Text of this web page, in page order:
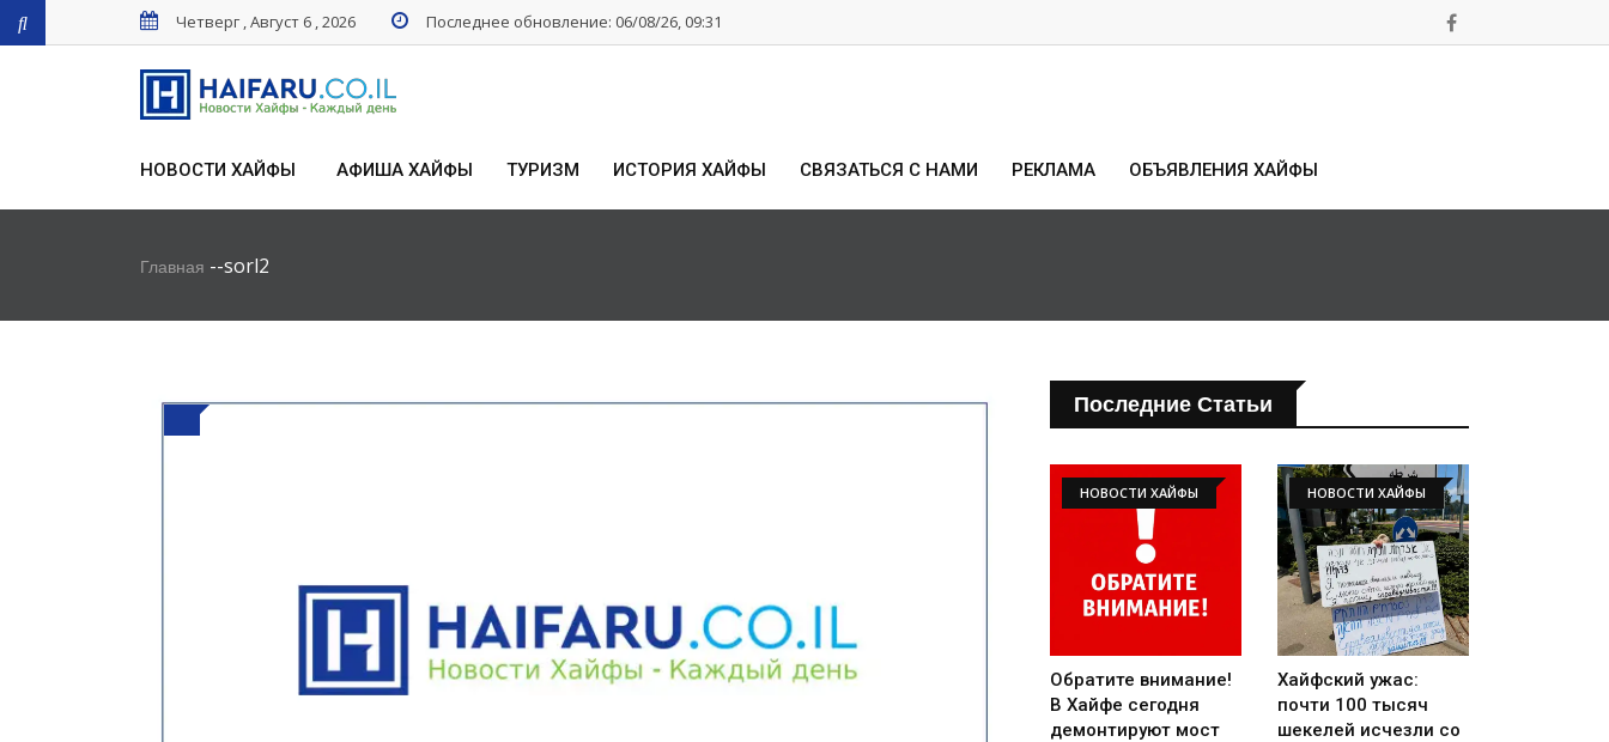
Четверг , Август 6 , 2026 Последнее обновление: 06/08/26, 09:31
НОВОСТИ ХАЙФЫ АФИША ХАЙФЫ ТУРИЗМ ИСТОРИЯ ХАЙФЫ СВЯЗАТЬСЯ С НАМИ РЕКЛАМА ОБЪЯВЛЕНИЯ ХАЙФЫ
Главная --sorl2
Последние Статьи
НОВОСТИ ХАЙФЫ
Обратите внимание!
В Хайфе сегодня
демонтируют мост
НОВОСТИ ХАЙФЫ
Хайфский ужас:
почти 100 тысяч
шекелей исчезли со